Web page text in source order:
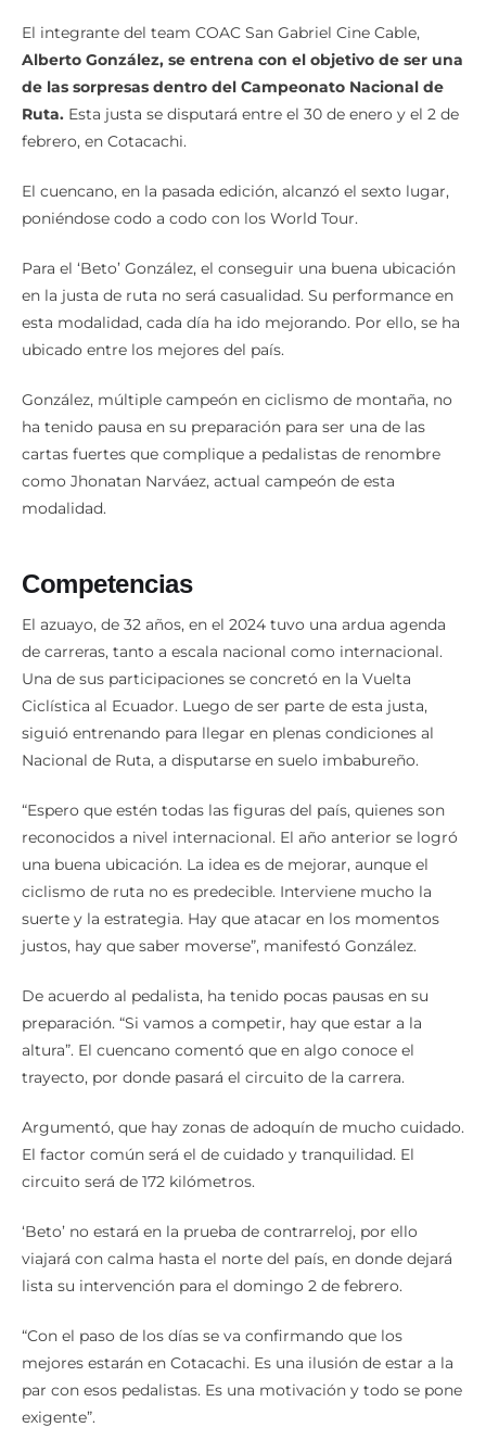
El integrante del team COAC San Gabriel Cine Cable,
Alberto González, se entrena con el objetivo de ser una
de las sorpresas dentro del Campeonato Nacional de
Ruta. Esta justa se disputará entre el 30 de enero y el 2 de
febrero, en Cotacachi.
El cuencano, en la pasada edición, alcanzó el sexto lugar,
poniéndose codo a codo con los World Tour.
Para el ‘Beto’ González, el conseguir una buena ubicación
en la justa de ruta no será casualidad. Su performance en
esta modalidad, cada día ha ido mejorando. Por ello, se ha
ubicado entre los mejores del país.
González, múltiple campeón en ciclismo de montaña, no
ha tenido pausa en su preparación para ser una de las
cartas fuertes que complique a pedalistas de renombre
como Jhonatan Narváez, actual campeón de esta
modalidad.
Competencias
El azuayo, de 32 años, en el 2024 tuvo una ardua agenda
de carreras, tanto a escala nacional como internacional.
Una de sus participaciones se concretó en la Vuelta
Ciclística al Ecuador. Luego de ser parte de esta justa,
siguió entrenando para llegar en plenas condiciones al
Nacional de Ruta, a disputarse en suelo imbabureño.
“Espero que estén todas las figuras del país, quienes son
reconocidos a nivel internacional. El año anterior se logró
una buena ubicación. La idea es de mejorar, aunque el
ciclismo de ruta no es predecible. Interviene mucho la
suerte y la estrategia. Hay que atacar en los momentos
justos, hay que saber moverse”, manifestó González.
De acuerdo al pedalista, ha tenido pocas pausas en su
preparación. “Si vamos a competir, hay que estar a la
altura”. El cuencano comentó que en algo conoce el
trayecto, por donde pasará el circuito de la carrera.
Argumentó, que hay zonas de adoquín de mucho cuidado.
El factor común será el de cuidado y tranquilidad. El
circuito será de 172 kilómetros.
‘Beto’ no estará en la prueba de contrarreloj, por ello
viajará con calma hasta el norte del país, en donde dejará
lista su intervención para el domingo 2 de febrero.
“Con el paso de los días se va confirmando que los
mejores estarán en Cotacachi. Es una ilusión de estar a la
par con esos pedalistas. Es una motivación y todo se pone
exigente”.